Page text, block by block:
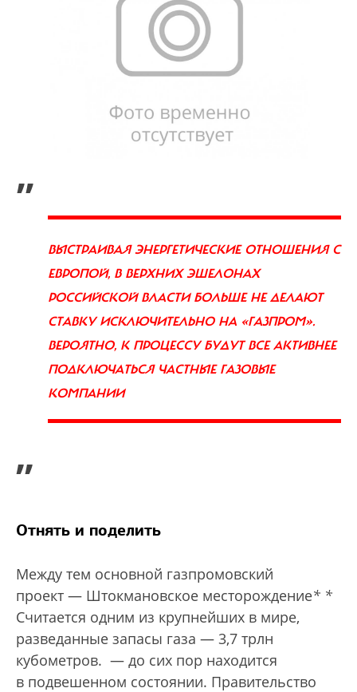
„
ВЫСТРАИВАЯ ЭНЕРГЕТИЧЕСКИЕ ОТНОШЕНИЯ С
ЕВРОПОЙ, В ВЕРХНИХ ЭШЕЛОНАХ
РОССИЙСКОЙ ВЛАСТИ БОЛЬШЕ НЕ ДЕЛАЮТ
СТАВКУ ИСКЛЮЧИТЕЛЬНО НА «ГАЗПРОМ».
ВЕРОЯТНО, К ПРОЦЕССУ БУДУТ ВСЕ АКТИВНЕЕ
ПОДКЛЮЧАТЬСЯ ЧАСТНЫЕ ГАЗОВЫЕ
КОМПАНИИ
”
Отнять и поделить
Между тем основной газпромовский
проект — Штокмановское месторождение* *
Считается одним из крупнейших в мире,
разведанные запасы газа — 3,7 трлн
кубометров. — до сих пор находится
в подвешенном состоянии. Правительство